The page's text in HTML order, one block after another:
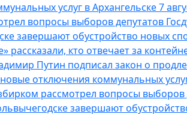
услуг в Архангельске 7
вопросы выборов депутатов
завершают обустройство новых
рассказали, кто отвечает за
Путин подписал закон о
отключения коммунальных
рассмотрел вопросы выборов
завершают